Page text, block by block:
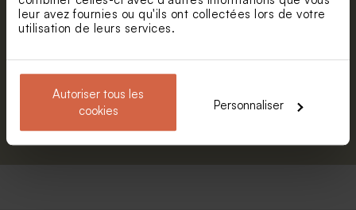
leur avez fournies ou qu'ils ont collectées lors de votre
utilisation de leurs services.
Autoriser tous les
cookies
Personnaliser
Prénom